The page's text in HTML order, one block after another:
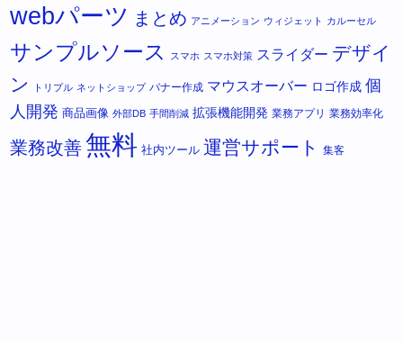
webパーツ まとめ アニメーション ウィジェット カルーセル
サンプルソース スマホ スマホ対策 スライダー デザイ
ン
トリプル ネットショップ バナー作成 マウスオーバー ロゴ作成 個
人開発 商品画像 外部DB 手間削減 拡張機能開発 業務アプリ 業務効率化
業務改善無料 社内ツール 運営サポート 集客